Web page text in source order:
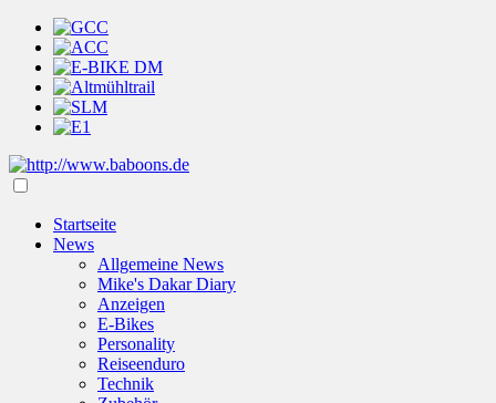
Startseite
News
Allgemeine News
Mike's Dakar Diary
Anzeigen
E-Bikes
Personality
Reiseenduro
Technik